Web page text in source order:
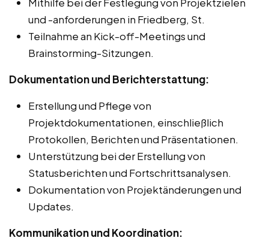
und -anforderungen in Friedberg, St.
Teilnahme an Kick-off-Meetings und
Brainstorming-Sitzungen.
Dokumentation und Berichterstattung:
Erstellung und Pflege von
Projektdokumentationen, einschließlich
Protokollen, Berichten und Präsentationen.
Unterstützung bei der Erstellung von
Statusberichten und Fortschrittsanalysen.
Dokumentation von Projektänderungen und
Updates.
Kommunikation und Koordination: